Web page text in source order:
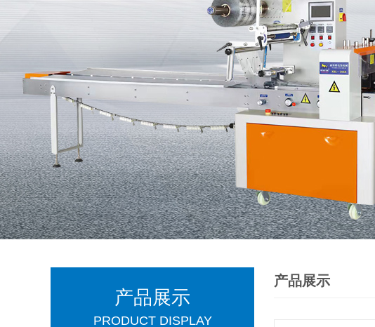
产品展示
PRODUCT DISPLAY
产品展示